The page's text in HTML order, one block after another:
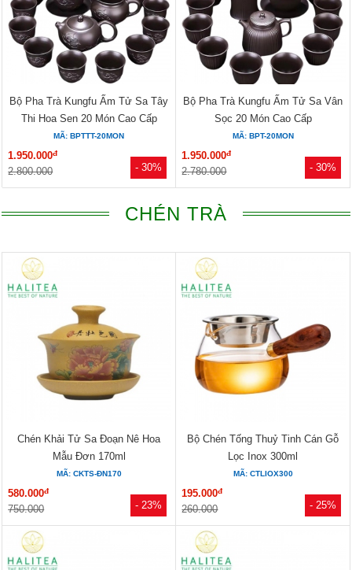
- 30%
Bộ Pha Trà Kungfu Ấm Tử Sa Tây
Thi Hoa Sen 20 Món Cao Cấp
MÃ: BPTTT-20MON
1.950.000đ
2.800.000 - 30%
Bộ Pha Trà Kungfu Ấm Tử Sa Vân
Sọc 20 Món Cao Cấp
MÃ: BPT-20MON
1.950.000đ
2.780.000
CHÉN TRÀ
- 23%
Chén Khải Tử Sa Đoạn Nê Hoa
Mẫu Đơn 170ml
MÃ: CKTS-ĐN170
580.000đ
750.000 - 25%
Bộ Chén Tống Thuỷ Tinh Cán Gỗ
Lọc Inox 300ml
MÃ: CTLIOX300
195.000đ
260.000